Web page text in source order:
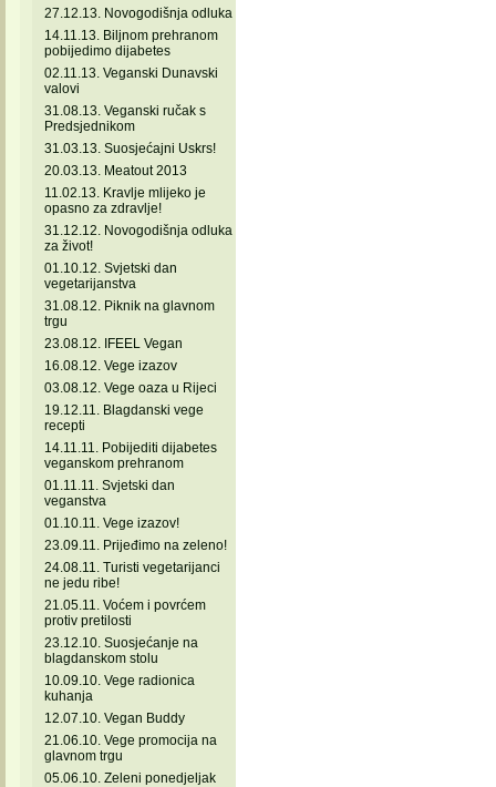
27.12.13. Novogodišnja odluka
14.11.13. Biljnom prehranom
pobijedimo dijabetes
02.11.13. Veganski Dunavski
valovi
31.08.13. Veganski ručak s
Predsjednikom
31.03.13. Suosjećajni Uskrs!
20.03.13. Meatout 2013
11.02.13. Kravlje mlijeko je
opasno za zdravlje!
31.12.12. Novogodišnja odluka
za život!
01.10.12. Svjetski dan
vegetarijanstva
31.08.12. Piknik na glavnom
trgu
23.08.12. IFEEL Vegan
16.08.12. Vege izazov
03.08.12. Vege oaza u Rijeci
19.12.11. Blagdanski vege
recepti
14.11.11. Pobijediti dijabetes
veganskom prehranom
01.11.11. Svjetski dan
veganstva
01.10.11. Vege izazov!
23.09.11. Prijeđimo na zeleno!
24.08.11. Turisti vegetarijanci
ne jedu ribe!
21.05.11. Voćem i povrćem
protiv pretilosti
23.12.10. Suosjećanje na
blagdanskom stolu
10.09.10. Vege radionica
kuhanja
12.07.10. Vegan Buddy
21.06.10. Vege promocija na
glavnom trgu
05.06.10. Zeleni ponedjeljak